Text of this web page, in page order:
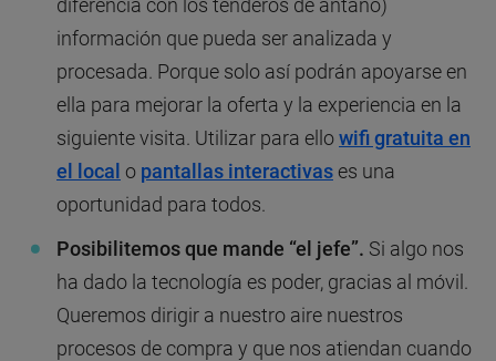
diferencia con los tenderos de antaño)
información que pueda ser analizada y
procesada. Porque solo así podrán apoyarse en
ella para mejorar la oferta y la experiencia en la
siguiente visita. Utilizar para ellowifi gratuita en
el local o pantallas interactivas es una
oportunidad para todos.
Posibilitemos que mande “el jefe”. Si algo nos
ha dado la tecnología es poder, gracias al móvil.
Queremos dirigir a nuestro aire nuestros
procesos de compra y que nos atiendan cuando